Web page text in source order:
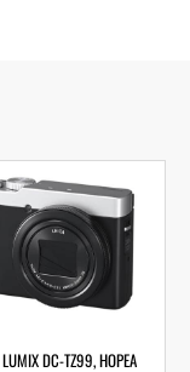
DC-TZ99, HOPEA